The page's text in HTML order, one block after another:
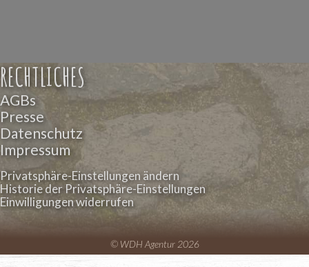
RECHTLICHES
AGBs
Presse
Datenschutz
Impressum
Privatsphäre-Einstellungen ändern
Historie der Privatsphäre-Einstellungen
Einwilligungen widerrufen
© WDH Agentur 2026